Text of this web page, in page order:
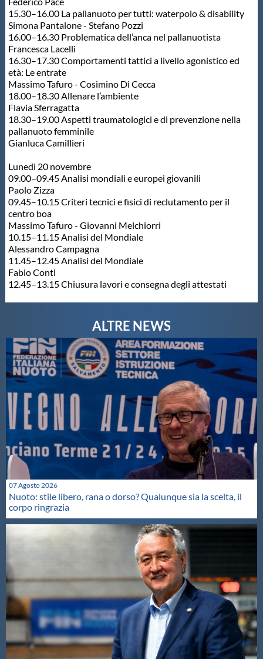
15.30–16.00 La pallanuoto per tutti: waterpolo & disability
Simona Pantalone - Stefano Pozzi
16.00–16.30 Problematica dell’anca nel pallanuotista
Francesca Lacelli
16.30–17.30 Comportamenti tattici a livello agonistico ed
età: Le entrate
Massimo Tafuro - Cosimino Di Cecca
18.00–18.30 Allenare l’ambiente
Flavia Sferragatta
18.30–19.00 Aspetti traumatologici e di prevenzione nella
pallanuoto femminile
Gianluca Camillieri
Lunedì 20 novembre
09.00–09.45 Analisi mondiali e europei giovanili
Paolo Zizza
09.45–10.15 Criteri tecnici e fisici di reclutamento per il
centro boa
Massimo Tafuro - Giovanni Melchiorri
10.15–11.15 Analisi del Mondiale
Alessandro Campagna
11.45–12.45 Analisi del Mondiale
Fabio Conti
12.45–13.15 Chiusura lavori e consegna degli attestati
07 Agosto 2026
Nuoto: stile libero, rana o dorso? Qualunque sia la scelta, il
corpo ringrazia